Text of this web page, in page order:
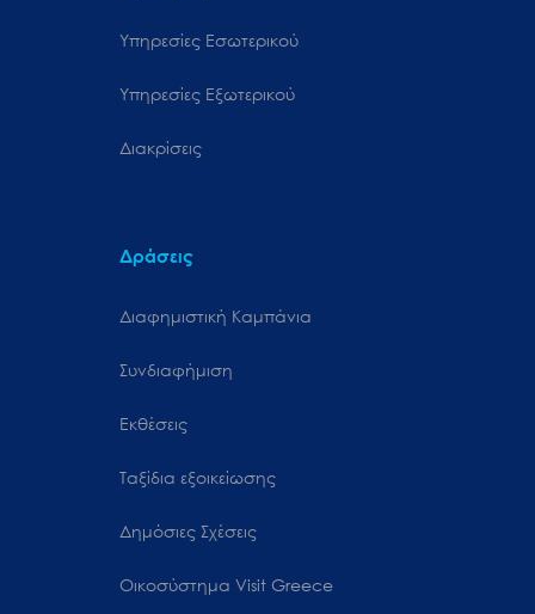
Υπηρεσίες Εσωτερικού
Υπηρεσίες Εξωτερικού
Διακρίσεις
Δράσεις
Διαφημιστική Καμπάνια
Συνδιαφήμιση
Εκθέσεις
Ταξίδια εξοικείωσης
Δημόσιες Σχέσεις
Oικοσύστημα Visit Greece